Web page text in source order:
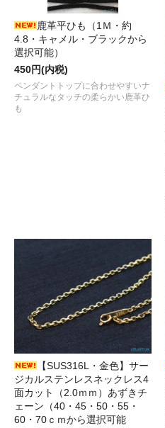
鹿革平ひも（1Ｍ・約
4.8・キャメル・ブラックから
選択可能）
450円(内税)
ペンダントトップに合わせやすいナ
チュラルなタッチの柔らかい鹿革ひ
も
【SUS316L・金色】サー
ジカルステンレスネックレス4
面カット（2.0ｍｍ）あずきチ
ェーン（40・45・50・55・
60・70ｃｍから選択可能